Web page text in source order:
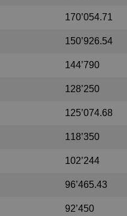
170’054.71
150’926.54
144’790
128’250
125’074.68
118’350
102’244
96’465.43
92’450